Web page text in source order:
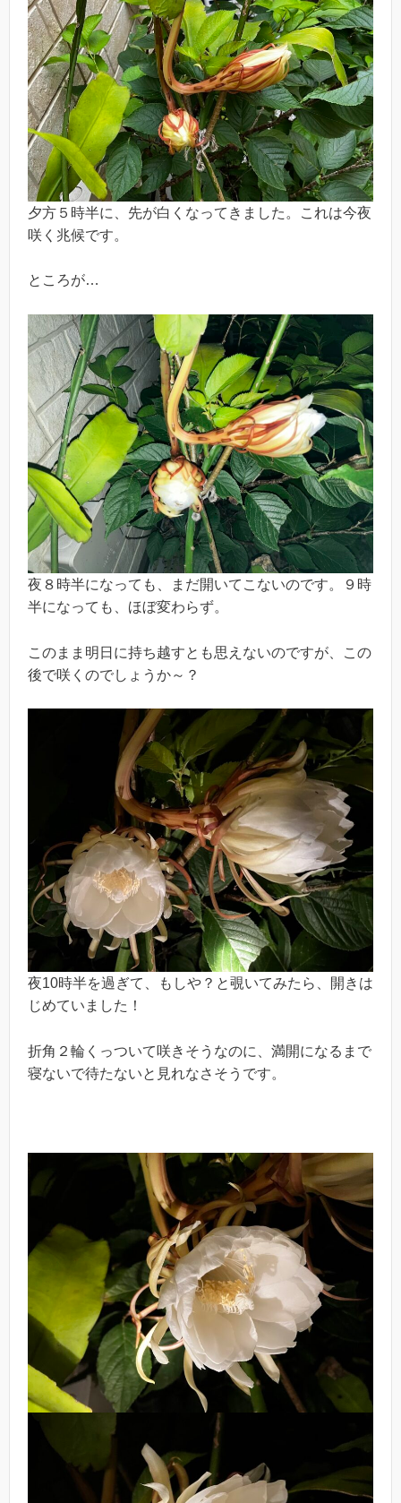
夕方５時半に、先が白くなってきました。これは今夜
咲く兆候です。
ところが…
夜８時半になっても、まだ開いてこないのです。９時
半になっても、ほぼ変わらず。
このまま明日に持ち越すとも思えないのですが、この
後で咲くのでしょうか～？
夜10時半を過ぎて、もしや？と覗いてみたら、開きは
じめていました！
折角２輪くっついて咲きそうなのに、満開になるまで
寝ないで待たないと見れなさそうです。